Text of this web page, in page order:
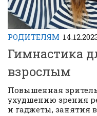
РОДИТЕЛЯМ
Гимнастика
взрослым
Повышенная
ухудшению зрения
и гаджеты, занятия